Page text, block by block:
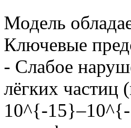
Модель
Ключевые
- Слабое
лёгких частиц
10^{-